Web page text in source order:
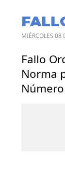
MIÉRCOLES 08
Fallo
Norma